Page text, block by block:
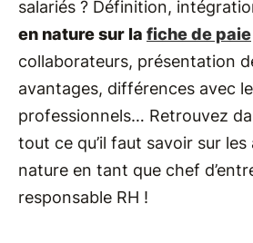
salariés ? Définition,
en nature sur la fiche de paie
collaborateurs, présentation
avantages, différences avec
professionnels… Retrouvez
tout ce qu’il faut savoir sur les
nature en tant que chef
responsable RH !